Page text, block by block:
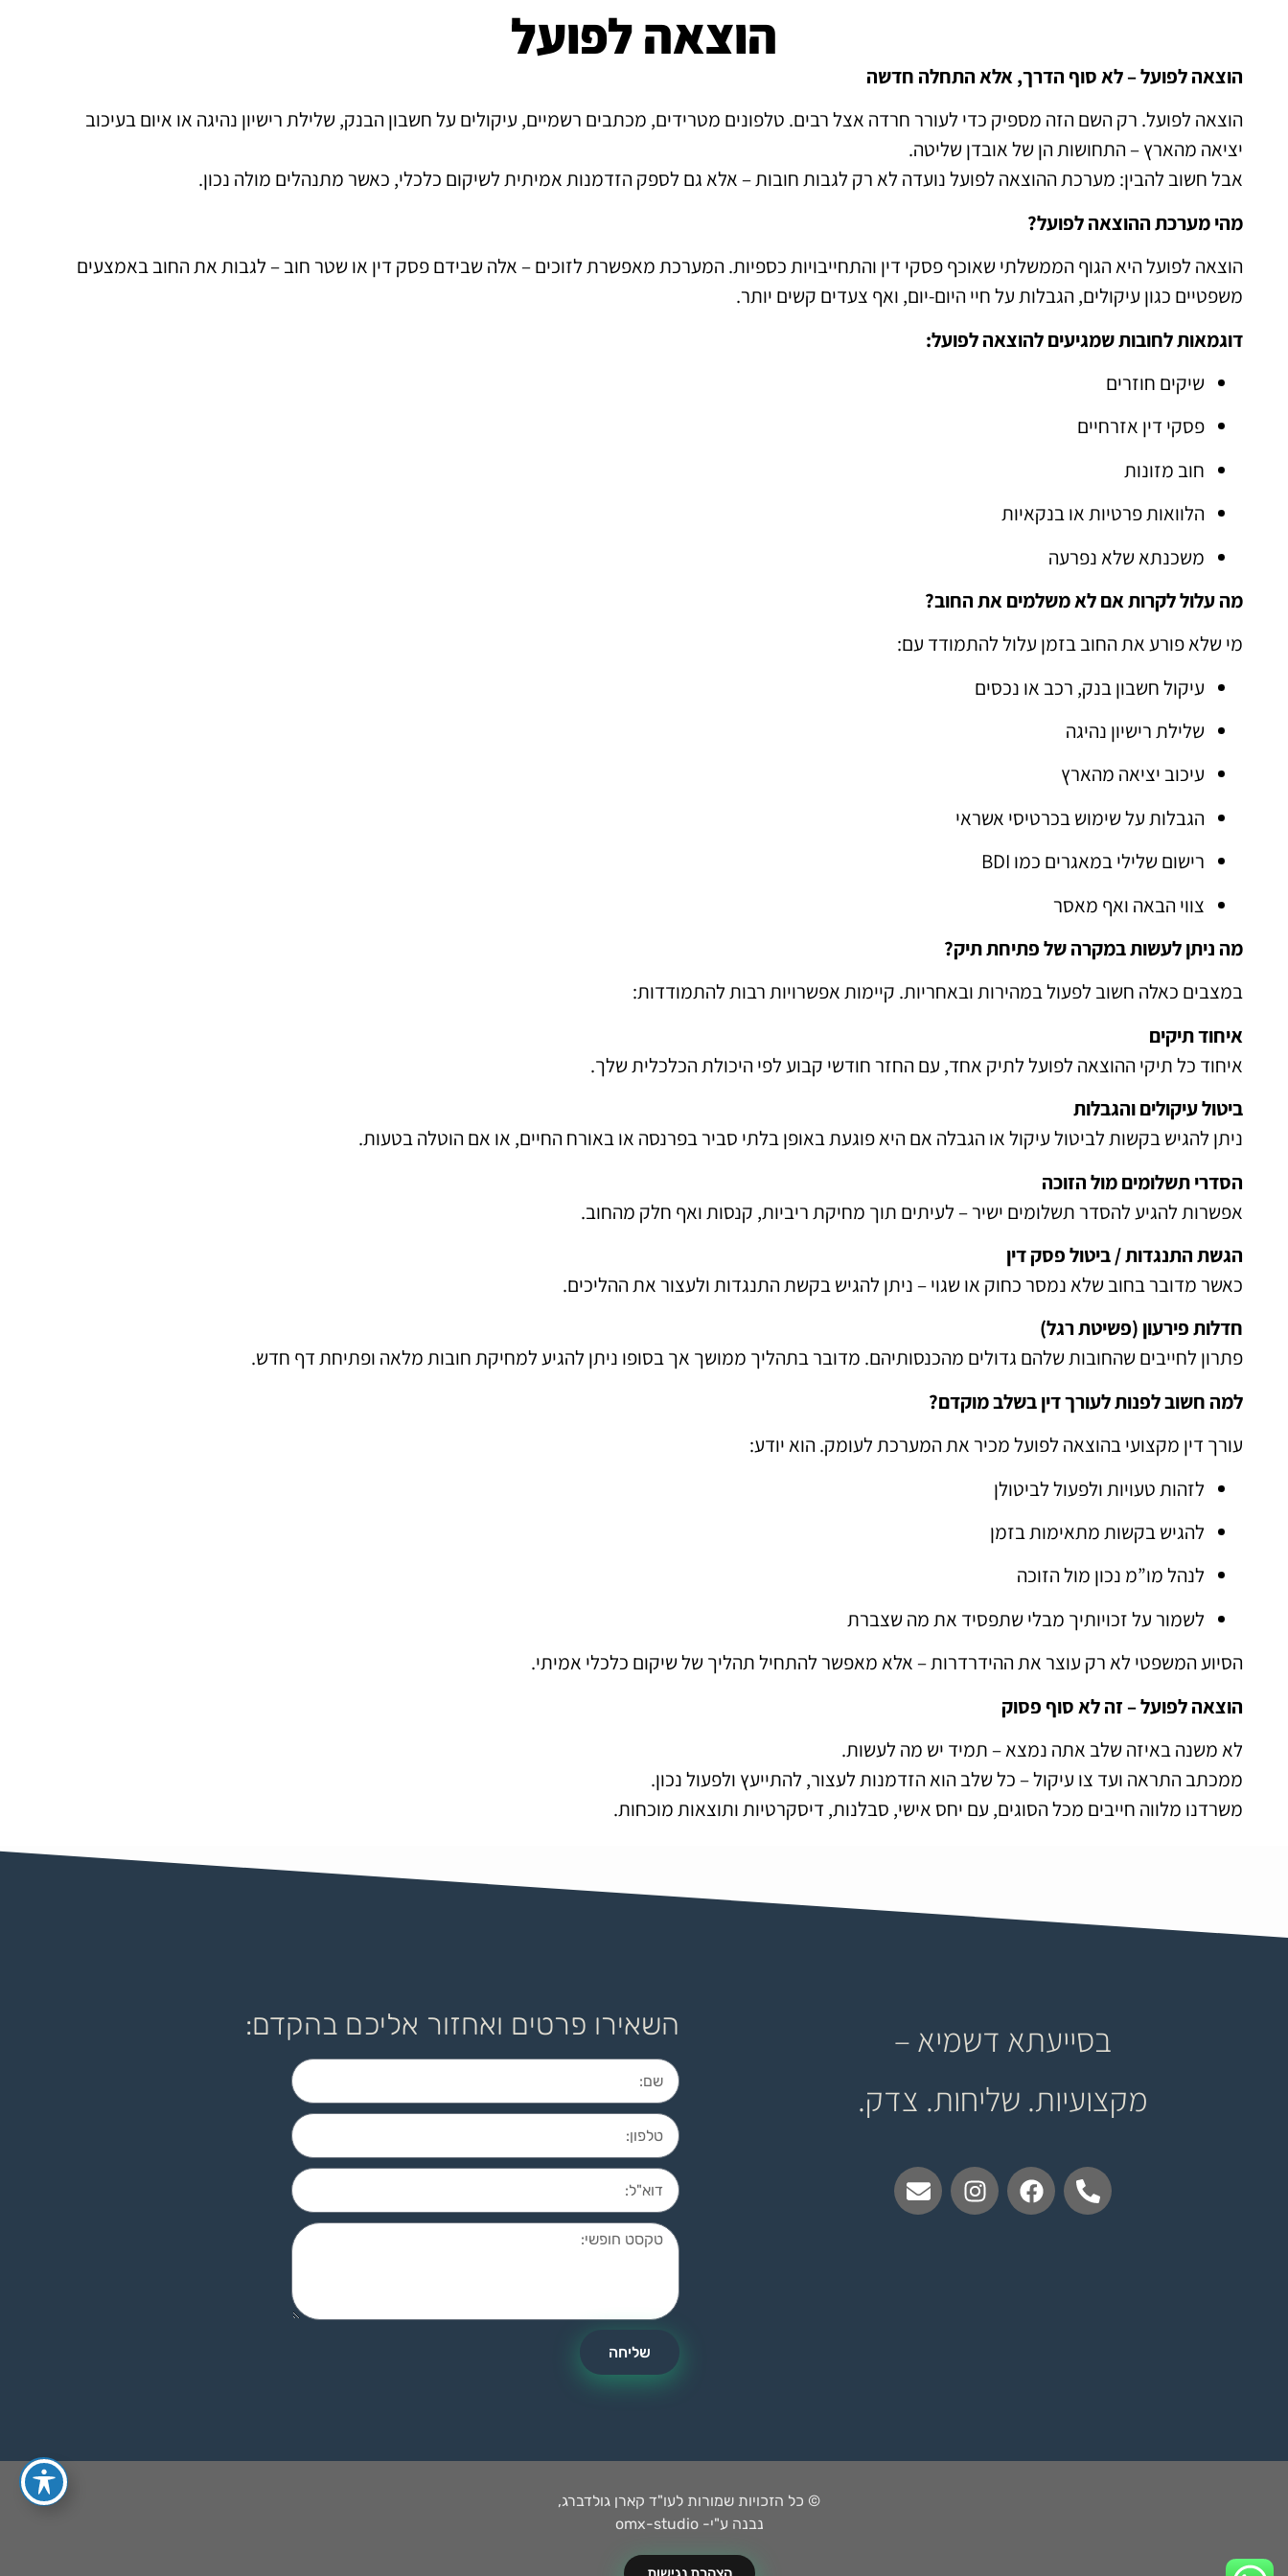
הוצאה לפועל
הוצאה לפועל – לא סוף הדרך, אלא התחלה חדשה
הוצאה לפועל. רק השם הזה מספיק כדי לעורר חרדה אצל רבים. טלפונים מטרידים, מכתבים רשמיים, עיקולים על חשבון הבנק, שלילת רישיון נהיגה או איום בעיכוב
יציאה מהארץ – התחושות הן של אובדן שליטה.
אבל חשוב להבין: מערכת ההוצאה לפועל נועדה לא רק לגבות חובות – אלא גם לספק הזדמנות אמיתית לשיקום כלכלי, כאשר מתנהלים מולה נכון.
מהי מערכת ההוצאה לפועל?
הוצאה לפועל היא הגוף הממשלתי שאוכף פסקי דין והתחייבויות כספיות. המערכת מאפשרת לזוכים – אלה שבידם פסק דין או שטר חוב – לגבות את החוב באמצעים
משפטיים כגון עיקולים, הגבלות על חיי היום-יום, ואף צעדים קשים יותר.
דוגמאות לחובות שמגיעים להוצאה לפועל:
שיקים חוזרים
פסקי דין אזרחיים
חוב מזונות
הלוואות פרטיות או בנקאיות
משכנתא שלא נפרעה
מה עלול לקרות אם לא משלמים את החוב?
מי שלא פורע את החוב בזמן עלול להתמודד עם:
עיקול חשבון בנק, רכב או נכסים
שלילת רישיון נהיגה
עיכוב יציאה מהארץ
הגבלות על שימוש בכרטיסי אשראי
רישום שלילי במאגרים כמו BDI
צווי הבאה ואף מאסר
מה ניתן לעשות במקרה של פתיחת תיק?
במצבים כאלה חשוב לפעול במהירות ובאחריות. קיימות אפשרויות רבות להתמודדות:
איחוד תיקים
איחוד כל תיקי ההוצאה לפועל לתיק אחד, עם החזר חודשי קבוע לפי היכולת הכלכלית שלך.
ביטול עיקולים והגבלות
ניתן להגיש בקשות לביטול עיקול או הגבלה אם היא פוגעת באופן בלתי סביר בפרנסה או באורח החיים, או אם הוטלה בטעות.
הסדרי תשלומים מול הזוכה
אפשרות להגיע להסדר תשלומים ישיר – לעיתים תוך מחיקת ריביות, קנסות ואף חלק מהחוב.
הגשת התנגדות / ביטול פסק דין
כאשר מדובר בחוב שלא נמסר כחוק או שגוי – ניתן להגיש בקשת התנגדות ולעצור את ההליכים.
חדלות פירעון (פשיטת רגל)
פתרון לחייבים שהחובות שלהם גדולים מהכנסותיהם. מדובר בתהליך ממושך אך בסופו ניתן להגיע למחיקת חובות מלאה ופתיחת דף חדש.
למה חשוב לפנות לעורך דין בשלב מוקדם?
עורך דין מקצועי בהוצאה לפועל מכיר את המערכת לעומק. הוא יודע:
לזהות טעויות ולפעול לביטולן
להגיש בקשות מתאימות בזמן
לנהל מו”מ נכון מול הזוכה
לשמור על זכויותיך מבלי שתפסיד את מה שצברת
הסיוע המשפטי לא רק עוצר את ההידרדרות – אלא מאפשר להתחיל תהליך של שיקום כלכלי אמיתי.
הוצאה לפועל – זה לא סוף פסוק
לא משנה באיזה שלב אתה נמצא – תמיד יש מה לעשות.
ממכתב התראה ועד צו עיקול – כל שלב הוא הזדמנות לעצור, להתייעץ ולפעול נכון.
משרדנו מלווה חייבים מכל הסוגים, עם יחס אישי, סבלנות, דיסקרטיות ותוצאות מוכחות.
בסייעתא דשמיא –
מקצועיות. שליחות. צדק.
השאירו פרטים ואחזור אליכם בהקדם:
שליחה
© כל הזכויות שמורות לעו"ד קארן גולדברג,
נבנה ע"י- omx-studio